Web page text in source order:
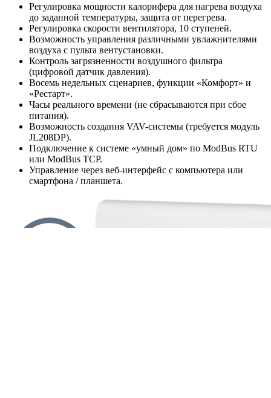
Регулировка мощности калорифера для нагрева воздуха
до заданной температуры, защита от перегрева.
Регулировка скорости вентилятора, 10 ступеней.
Возможность управления различными увлажнителями
воздуха с пульта вентустановки.
Контроль загрязненности воздушного фильтра
(цифровой датчик давления).
Восемь недельных сценариев, функции «Комфорт» и
«Рестарт».
Часы реального времени (не сбрасываются при сбое
питания).
Возможность создания VAV-системы (требуется модуль
JL208DP).
Подключение к системе «умный дом» по ModBus RTU
или ModBus TCP.
Управление через веб-интерфейс с компьютера или
смартфона / планшета.